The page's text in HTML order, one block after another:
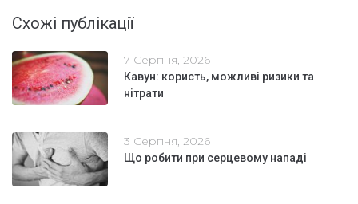
Схожі публікації
7 Серпня, 2026
Кавун: користь, можливі ризики та
нітрати
3 Серпня, 2026
Що робити при серцевому нападі